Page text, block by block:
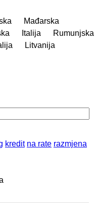
Mađarska
Italija
Rumunjska
Litvanija
kredit na rate razmjena